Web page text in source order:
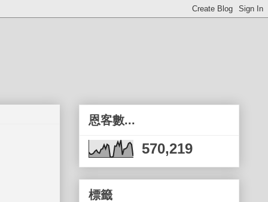
恩客數...
570,219
標籤